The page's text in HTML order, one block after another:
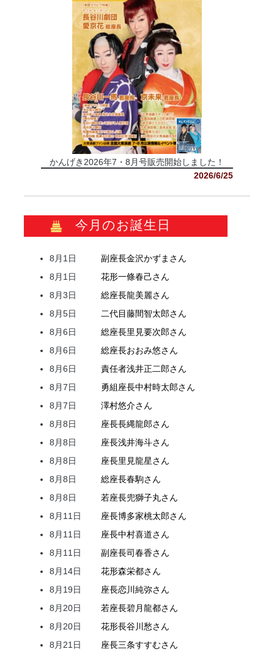
かんげき2026年7・8月号販売開始しました！
2026/6/25
今月のお誕生日
8月1日 副座長金沢かずま さん
8月1日
花形一條春己さん
8月3日
総座長龍美麗さん
8月5日
二代目藤間智太郎さん
8月6日
総座長里見要次郎さん
8月6日
総座長おおみ悠さん
8月6日
責任者浅井正二郎さん
8月7日
勇組座長中村時太郎さん
8月7日
澤村悠介さん
8月8日
座長長縄龍郎さん
8月8日
座長浅井海斗さん
8月8日
座長里見龍星さん
8月8日
総座長春駒さん
8月8日
若座長兜獅子丸さん
8月11日
座長博多家桃太郎さん
8月11日
座長中村喜道さん
8月11日
副座長司春香さん
8月14日
花形森栄都さん
8月19日
座長恋川純弥さん
8月20日
若座長碧月龍都さん
8月20日
花形長谷川愁さん
8月21日
座長三条すすむさん